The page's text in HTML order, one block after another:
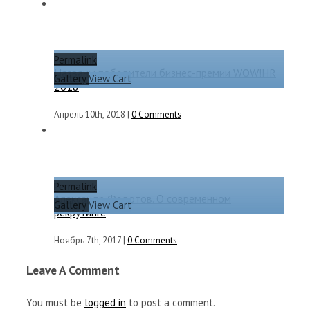
Permalink
GalleryView Cart
Названы победители бизнес-премии WOW!HR
2018
Апрель 10th, 2018 | 0 Comments
Permalink
GalleryView Cart
Александр Федотов. О современном
рекрутинге
Ноябрь 7th, 2017 | 0 Comments
Leave A Comment
You must be logged in to post a comment.